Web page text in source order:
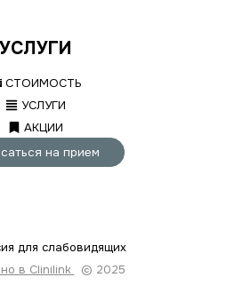
УСЛУГИ
СТОИМОСТЬ
УСЛУГИ
АКЦИИ
на прием
для слабовидящих
в Clinilink
© 2025